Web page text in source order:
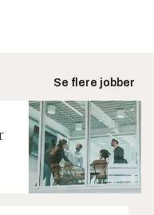
Se flere jobber